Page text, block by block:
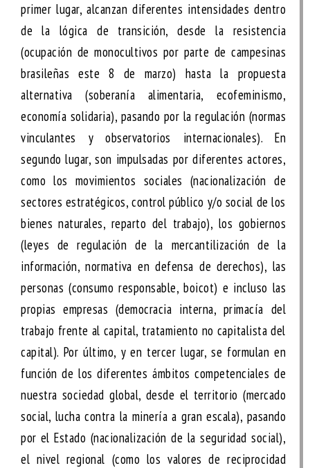
primer lugar, alcanzan diferentes intensidades dentro
de la lógica de transición, desde la resistencia
(ocupación de monocultivos por parte de campesinas
brasileñas este 8 de marzo) hasta la propuesta
alternativa (soberanía alimentaria, ecofeminismo,
economía solidaria), pasando por la regulación (normas
vinculantes y observatorios internacionales). En
segundo lugar, son impulsadas por diferentes actores,
como los movimientos sociales (nacionalización de
sectores estratégicos, control público y/o social de los
bienes naturales, reparto del trabajo), los gobiernos
(leyes de regulación de la mercantilización de la
información, normativa en defensa de derechos), las
personas (consumo responsable, boicot) e incluso las
propias empresas (democracia interna, primacía del
trabajo frente al capital, tratamiento no capitalista del
capital). Por último, y en tercer lugar, se formulan en
función de los diferentes ámbitos competenciales de
nuestra sociedad global, desde el territorio (mercado
social, lucha contra la minería a gran escala), pasando
por el Estado (nacionalización de la seguridad social),
el nivel regional (como los valores de reciprocidad